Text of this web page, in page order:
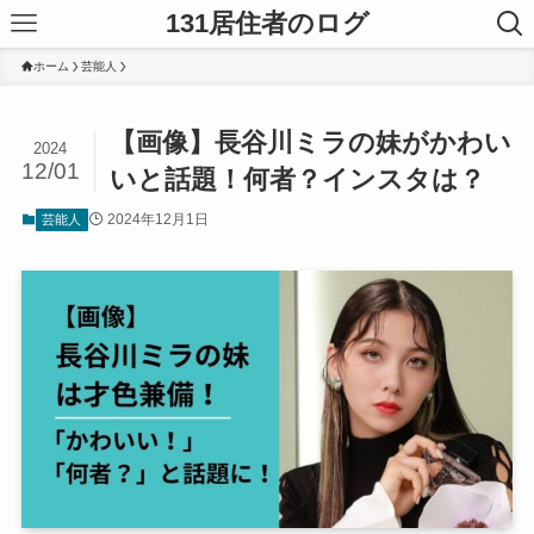
131居住者のログ
ホーム 芸能人
【画像】長谷川ミラの妹がかわい
いと話題！何者？インスタは？
2024
12/01
芸能人 2024年12月1日